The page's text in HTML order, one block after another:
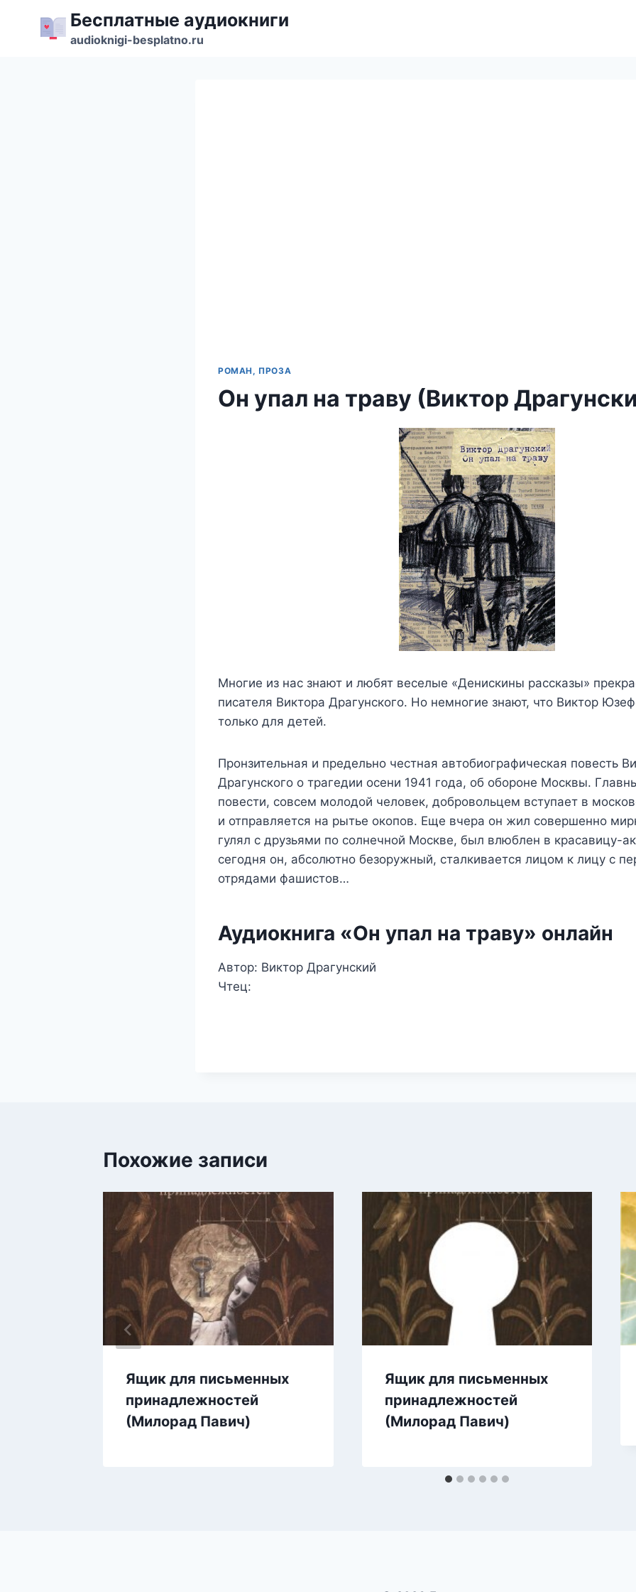
содержимому
Бесплатные аудиокниги
audioknigi-besplatno.ru
РОМАН, ПРОЗА
Он упал на траву (Виктор
Многие из нас знают и любят веселые «Денискины рассказы»
писателя Виктора Драгунского. Но немногие знают, что Виктор
только для детей.
Пронзительная и предельно честная автобиографическая повесть
Драгунского о трагедии осени 1941 года, об обороне Москвы.
повести, совсем молодой человек, добровольцем вступает в
и отправляется на рытье окопов. Еще вчера он жил совершенно
гулял с друзьями по солнечной Москве, был влюблен в красавицу-
сегодня он, абсолютно безоружный, сталкивается лицом к лицу с
отрядами фашистов…
Аудиокнига «Он упал на траву» онлайн
Автор: Виктор Драгунский
Чтец:
Похожие записи
Ящик для письменных
принадлежностей
(Милорад Павич)
Ящик для письменных
принадлежностей
(Милорад Павич)